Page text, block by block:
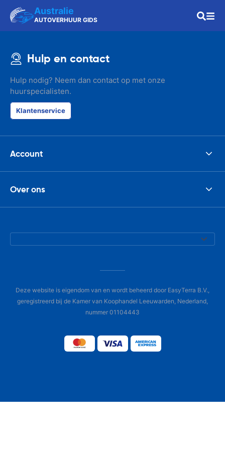
Australie
AUTOVERHUUR GIDS
Hulp en contact
Hulp nodig? Neem dan contact op met onze
huurspecialisten.
Klantenservice
Account
Over ons
Deze website is eigendom van en wordt beheerd door EasyTerra B.V.,
geregistreerd bij de Kamer van Koophandel Leeuwarden, Nederland,
nummer 01104443